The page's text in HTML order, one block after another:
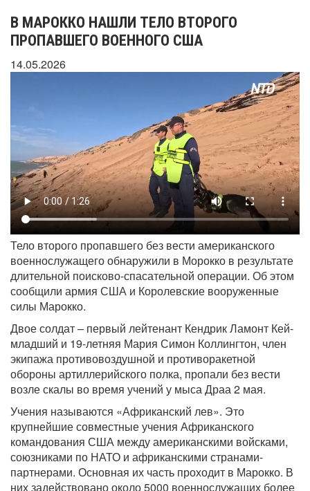
В МАРОККО НАШЛИ ТЕЛО ВТОРОГО
ПРОПАВШЕГО ВОЕННОГО США
14.05.2026
Тело второго пропавшего без вести американского
военнослужащего обнаружили в Морокко в результате
длительной поисково-спасательной операции. Об этом
сообщили армия США и Королевские вооруженные
силы Марокко.
Двое солдат – первый лейтенант Кендрик Ламонт Кей-
младший и 19-летняя Мария Симон Коллингтон, член
экипажа противовоздушной и противоракетной
обороны артиллерийского полка, пропали без вести
возле скалы во время учений у мыса Драа 2 мая.
Учения называются «Африканский лев». Это
крупнейшие совместные учения Африканского
командования США между американскими войсками,
союзниками по НАТО и африканскими странами-
партнерами. Основная их часть проходит в Марокко. В
них задействовано около 5000 военнослужащих более